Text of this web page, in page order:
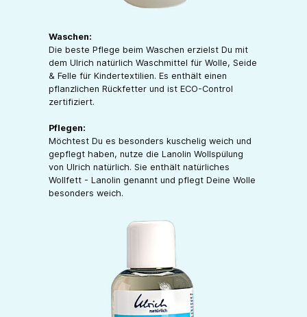
Waschen:
Die beste Pflege beim Waschen erzielst Du mit
dem Ulrich natürlich Waschmittel für Wolle, Seide
& Felle für Kindertextilien. Es enthält einen
pflanzlichen Rückfetter und ist ECO-Control
zertifiziert.
Pflegen:
Möchtest Du es besonders kuschelig weich und
gepflegt haben, nutze die Lanolin Wollspülung
von Ulrich natürlich. Sie enthält natürliches
Wollfett - Lanolin genannt und pflegt Deine Wolle
besonders weich.